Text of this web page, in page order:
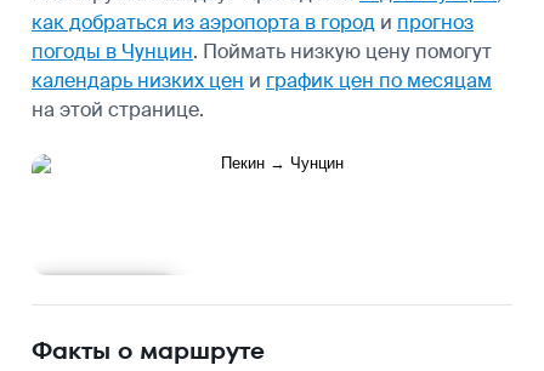
как добраться из аэропорта в город и прогноз
погоды в Чунцин. Поймать низкую цену помогут
календарь низких цен и график цен по месяцам
на этой странице.
Факты о маршруте